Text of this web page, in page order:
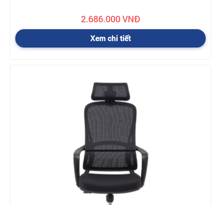
2.686.000 VNĐ
Xem chi tiết